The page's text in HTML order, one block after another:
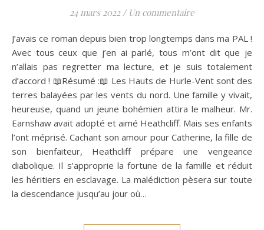
24 mars 2022 / Un commentaire
J’avais ce roman depuis bien trop longtemps dans ma PAL !
Avec tous ceux que j’en ai parlé, tous m’ont dit que je
n’allais pas regretter ma lecture, et je suis totalement
d’accord ! 📖Résumé :📖 Les Hauts de Hurle-Vent sont des
terres balayées par les vents du nord. Une famille y vivait,
heureuse, quand un jeune bohémien attira le malheur. Mr.
Earnshaw avait adopté et aimé Heathcliff. Mais ses enfants
l’ont méprisé. Cachant son amour pour Catherine, la fille de
son bienfaiteur, Heathcliff prépare une vengeance
diabolique. Il s’approprie la fortune de la famille et réduit
les héritiers en esclavage. La malédiction pèsera sur toute
la descendance jusqu’au jour où…